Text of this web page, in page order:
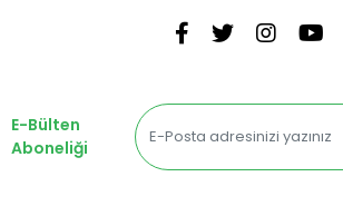
E-Bülten
Aboneliği